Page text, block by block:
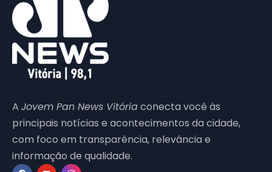
A Jovem Pan News Vitóriaconecta você às
principais notícias e acontecimentos da cidade,
com foco em transparência, relevância e
informação de qualidade.